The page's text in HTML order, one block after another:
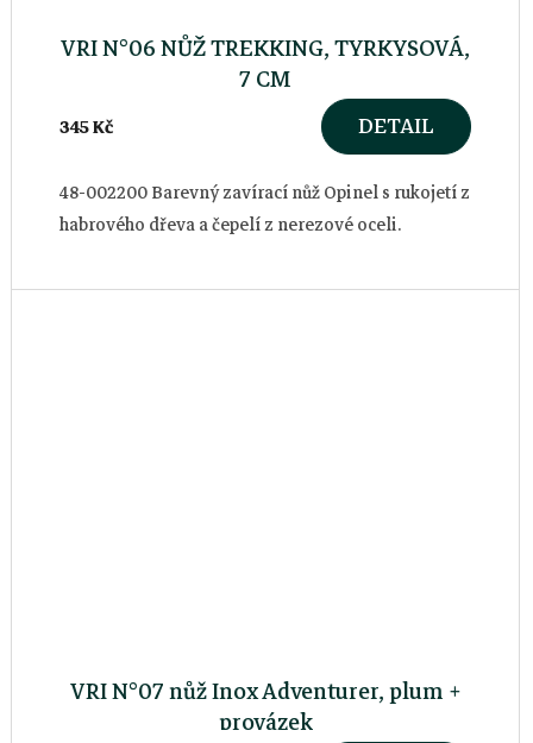
VRI N°06 NŮŽ TREKKING, TYRKYSOVÁ,
7 CM
345 Kč DETAIL
48-002200 Barevný zavírací nůž Opinel s rukojetí z
habrového dřeva a čepelí z nerezové oceli.
VRI N°07 nůž Inox Adventurer, plum +
provázek